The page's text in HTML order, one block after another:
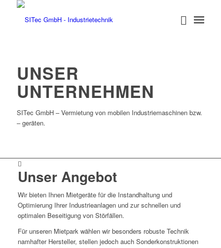
UNSER
UNTERNEHMEN
SITec GmbH – Vermietung von mobilen Industriemaschinen bzw.
– geräten.
Unser Angebot
Wir bieten Ihnen Mietgeräte für die Instandhaltung und
Optimierung Ihrer Industrieanlagen und zur schnellen und
optimalen Beseitigung von Störfällen.
Für unseren Mietpark wählen wir besonders robuste Technik
namhafter Hersteller, stellen jedoch auch Sonderkonstruktionen